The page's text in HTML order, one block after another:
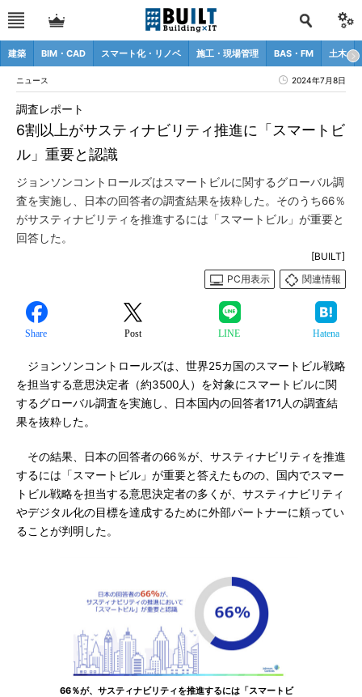
建築 BIM・CAD スマート化・リノベ 施工・現場管理 BAS・FM 土木
ニュース 2024年7月8日
6割以上がサスティナビリティ推進に「スマートビ
ル」重要と認識
調査レポート
ジョンソンコントロールズはスマートビルに関するグローバル調
査を実施し、日本の回答者の調査結果を抜粋した。そのうち66％
がサスティナビリティを推進するには「スマートビル」が重要と
回答した。
[BUILT]
PC用表示
関連情報
Share Post LINE Hatena
ジョンソンコントロールズは、世界25カ国のスマートビル戦略
を担当する意思決定者（約3500人）を対象にスマートビルに関
するグローバル調査を実施し、日本国内の回答者171人の調査結
果を抜粋した。
その結果、日本の回答者の66％が、サスティナビリティを推進
するには「スマートビル」が重要と答えたものの、国内でスマー
トビル戦略を担当する意思決定者の多くが、サスティナビリティ
やデジタル化の目標を達成するために外部パートナーに頼ってい
ることが判明した。
66％が、サスティナビリティを推進するには「スマートビ